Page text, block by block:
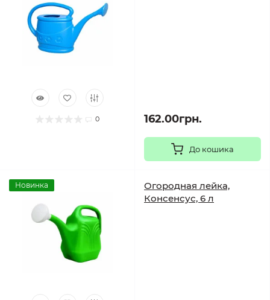
0 162.00грн.
До кошика
Новинка
Огородная лейка,
Консенсус, 6 л